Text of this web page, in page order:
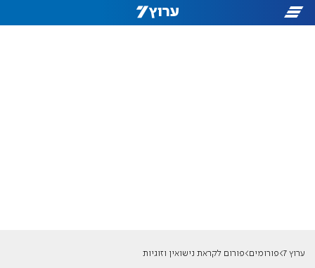
ערוץ 7 פורומים פורום לקראת נישואין וזוגיות